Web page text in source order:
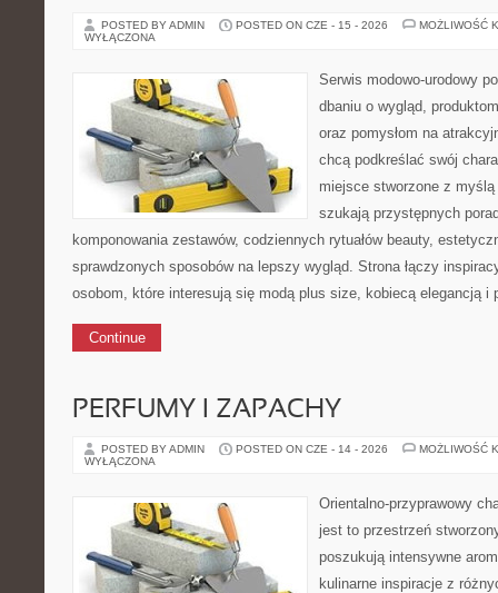
POSTED BY ADMIN POSTED ON CZE - 15 - 2026
MOŻLIWOŚĆ
WYŁĄCZONA
Serwis modowo-urodowy
dbaniu o wygląd,
oraz pomysłom na
chcą podkreślać swój
miejsce stworzone z
szukają przystępnych
komponowania zestawów, codziennych rytuałów beauty,
sprawdzonych sposobów na lepszy wygląd. Strona łączy
osobom, które interesują się modą plus size, kobiecą elegancją
Continue
PERFUMY I ZAPACHY
POSTED BY ADMIN POSTED ON CZE - 14 - 2026
MOŻLIWOŚĆ
WYŁĄCZONA
Orientalno-przyprawowy
jest to przestrzeń
poszukują intensywne
kulinarne inspiracje z